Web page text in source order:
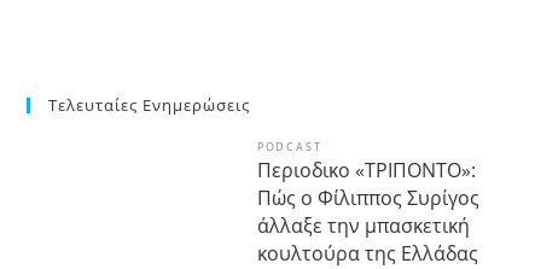
Τελευταίες Ενημερώσεις
PODCAST
Περιοδικο «ΤΡΙΠΟΝΤΟ»:
Πώς ο Φίλιππος Συρίγος
άλλαξε την μπασκετική
κουλτούρα της Ελλάδας